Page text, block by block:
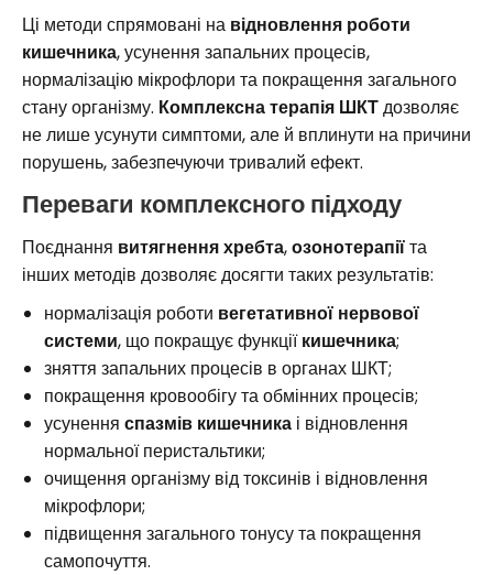
Ці методи спрямовані на відновлення роботи
кишечника, усунення запальних процесів,
нормалізацію мікрофлори та покращення загального
стану організму. Комплексна терапія ШКТдозволяє
не лише усунути симптоми, але й вплинути на причини
порушень, забезпечуючи тривалий ефект.
Переваги комплексного підходу
Поєднання витягнення хребта,озонотерапіїта
інших методів дозволяє досягти таких результатів:
нормалізація роботи вегетативної нервової
системи, що покращує функціїкишечника;
зняття запальних процесів в органах ШКТ;
покращення кровообігу та обмінних процесів;
усунення спазмів кишечника і відновлення
нормальної перистальтики;
очищення організму від токсинів і відновлення
мікрофлори;
підвищення загального тонусу та покращення
самопочуття.